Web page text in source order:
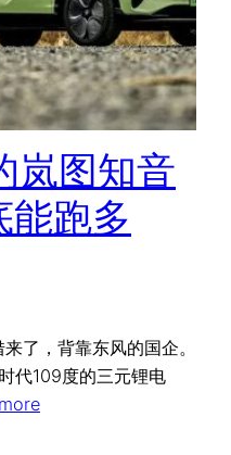
岚图知音
能跑多
了，背靠东风的国企。
代109度的三元锂电